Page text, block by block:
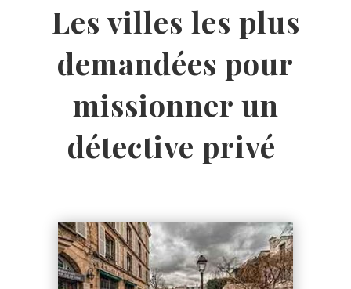
Les villes les plus
demandées pour
missionner un
détective privé